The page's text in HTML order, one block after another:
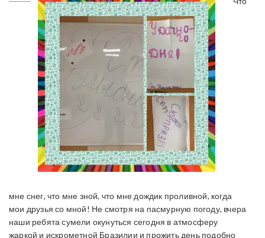
мне снег, что мне зной, что мне дождик проливной, когда
мои друзья со мной! Не смотря на пасмурную погоду, вчера
наши ребята сумели окунуться сегодня в атмосферу
жаркой и искрометной Бразилии и прожить день подобно